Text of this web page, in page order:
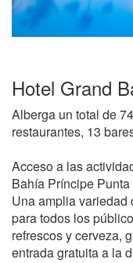
Hotel Grand
Alberga un total de
restaurantes, 13
Acceso a las
Bahía Príncipe
Una amplia variedad
para todos los
refrescos y cerveza,
entrada gratuita a la